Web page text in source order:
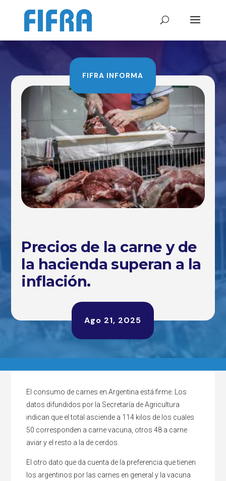
FIFRA INFORMA
Precios de la carne y de
la hacienda superan a la
inflación.
Ago 21, 2025
El consumo de carnes en Argentina está firme. Los
datos difundidos por la Secretaría de Agricultura
indican que el total asciende a 114 kilos de los cuales
50 corresponden a carne vacuna, otros 48 a carne
aviar y el resto a la de cerdos.
El otro dato que da cuenta de la preferencia que tienen
los argentinos por las carnes en general y la vacuna